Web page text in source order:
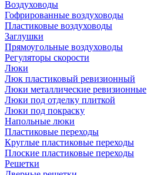
Воздуховоды
Гофрированные воздуховоды
Пластиковые воздуховоды
Заглушки
Прямоугольные воздуховоды
Регуляторы скорости
Люки
Люк пластиковый ревизионный
Люки металлические ревизионные
Люки под отделку плиткой
Люки под покраску
Напольные люки
Пластиковые переходы
Круглые пластиковые переходы
Плоские пластиковые переходы
Решетки